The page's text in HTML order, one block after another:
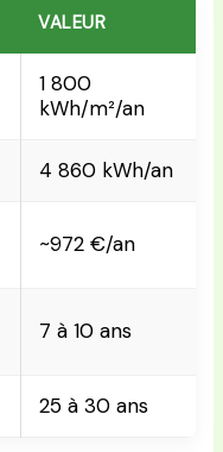
VALEUR
1 800
kWh/m²/an
4 860 kWh/an
~972 €/an
7 à 10 ans
25 à 30 ans